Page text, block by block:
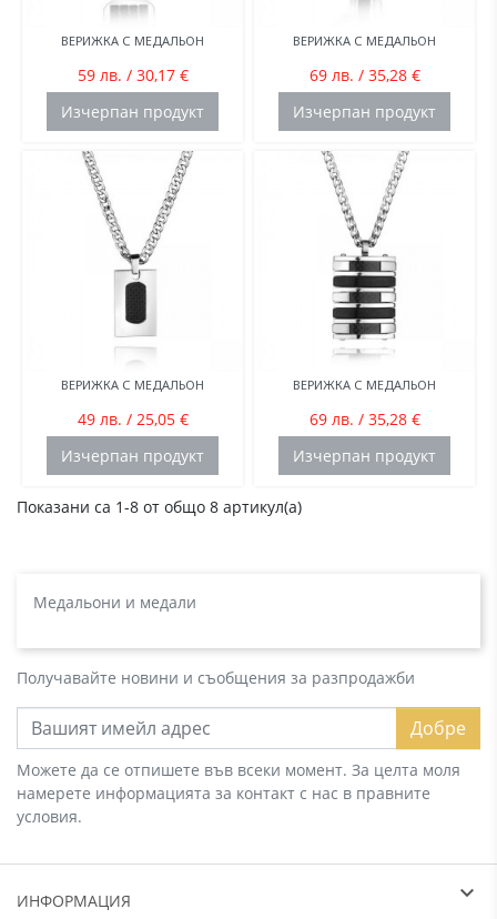
ВЕРИЖКА С МЕДАЛЬОН
59 лв. / 30,17 €
Изчерпан продукт
ВЕРИЖКА С МЕДАЛЬОН
69 лв. / 35,28 €
Изчерпан продукт
ВЕРИЖКА С МЕДАЛЬОН
49 лв. / 25,05 €
Изчерпан продукт
ВЕРИЖКА С МЕДАЛЬОН
69 лв. / 35,28 €
Изчерпан продукт
Показани са 1-8 от общо 8 артикул(а)
Медальони и медали
Получавайте новини и съобщения за разпродажби
Добре
Можете да се отпишете във всеки момент. За целта моля
намерете информацията за контакт с нас в правните
условия.
ИНФОРМАЦИЯ